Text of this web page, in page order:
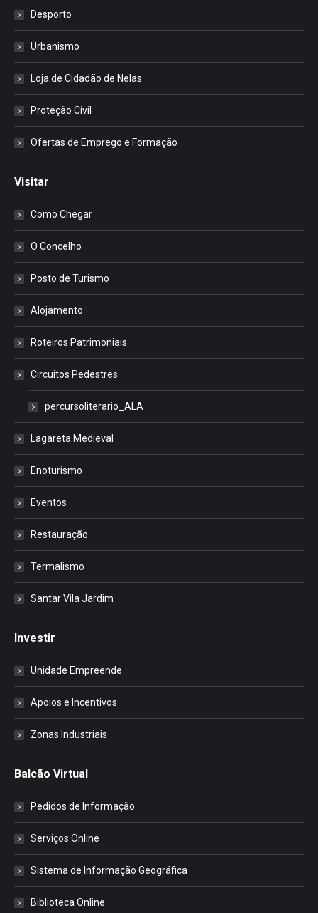
Desporto
Urbanismo
Loja de Cidadão de Nelas
Proteção Civil
Ofertas de Emprego e Formação
Visitar
Como Chegar
O Concelho
Posto de Turismo
Alojamento
Roteiros Patrimoniais
Circuitos Pedestres
percursoliterario_ALA
Lagareta Medieval
Enoturismo
Eventos
Restauração
Termalismo
Santar Vila Jardim
Investir
Unidade Empreende
Apoios e Incentivos
Zonas Industriais
Balcão Virtual
Pedidos de Informação
Serviços Online
Sistema de Informação Geográfica
Biblioteca Online